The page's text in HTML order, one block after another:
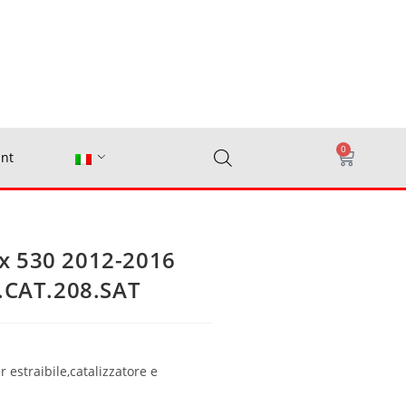
0
530 2012-2016
estraibile,catalizzatore e